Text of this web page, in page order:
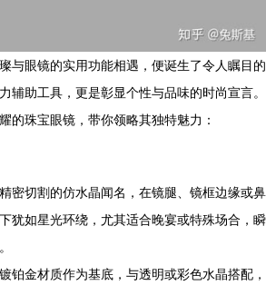
与眼镜的实用功能相遇，便诞生了令人瞩目的
辅助工具，更是彰显个性与品味的时尚宣言。
的珠宝眼镜，带你领略其独特魅力：
精密切割的仿水晶闻名，在镜腿、镜框边缘或鼻
犹如星光环绕，尤其适合晚宴或特殊场合，瞬
铂金材质作为基底，与透明或彩色水晶搭配，